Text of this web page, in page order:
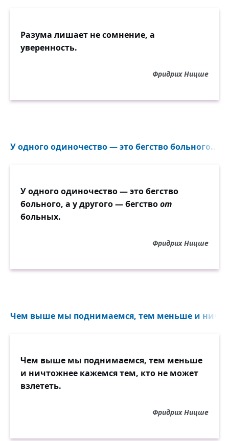
Разума лишает не сомнение, а
уверенность.
Фридрих Ницше
У одного одиночество — это бегство больного...
У одного одиночество — это бегство
больного, а у другого — бегствоот
больных.
Фридрих Ницше
Чем выше мы поднимаемся, тем меньше и
Чем выше мы поднимаемся, тем меньше
и ничтожнее кажемся тем, кто не может
взлететь.
Фридрих Ницше